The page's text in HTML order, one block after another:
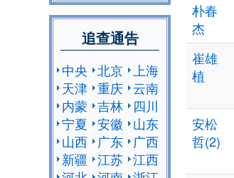
追查通告
中央 北京 上海
天津 重庆 云南
内蒙 吉林
四川
宁夏 安徽
山东
山西
广东
广西
新疆 江苏 江西
朴春
杰
崔雄
植
安松
哲(2)